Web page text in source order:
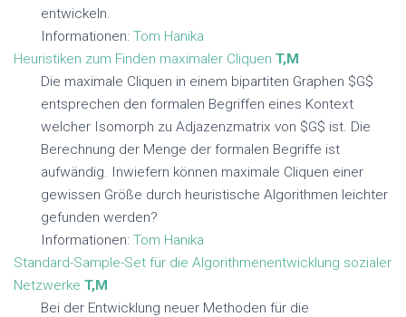
entwickeln.
Informationen: Tom Hanika
Heuristiken zum Finden maximaler Cliquen T,M
Die maximale Cliquen in einem bipartiten Graphen $G$
entsprechen den formalen Begriffen eines Kontext
welcher Isomorph zu Adjazenzmatrix von $G$ ist. Die
Berechnung der Menge der formalen Begriffe ist
aufwändig. Inwiefern können maximale Cliquen einer
gewissen Größe durch heuristische Algorithmen leichter
gefunden werden?
Informationen: Tom Hanika
Standard-Sample-Set für die Algorithmenentwicklung sozialer
Netzwerke T,M
Bei der Entwicklung neuer Methoden für die